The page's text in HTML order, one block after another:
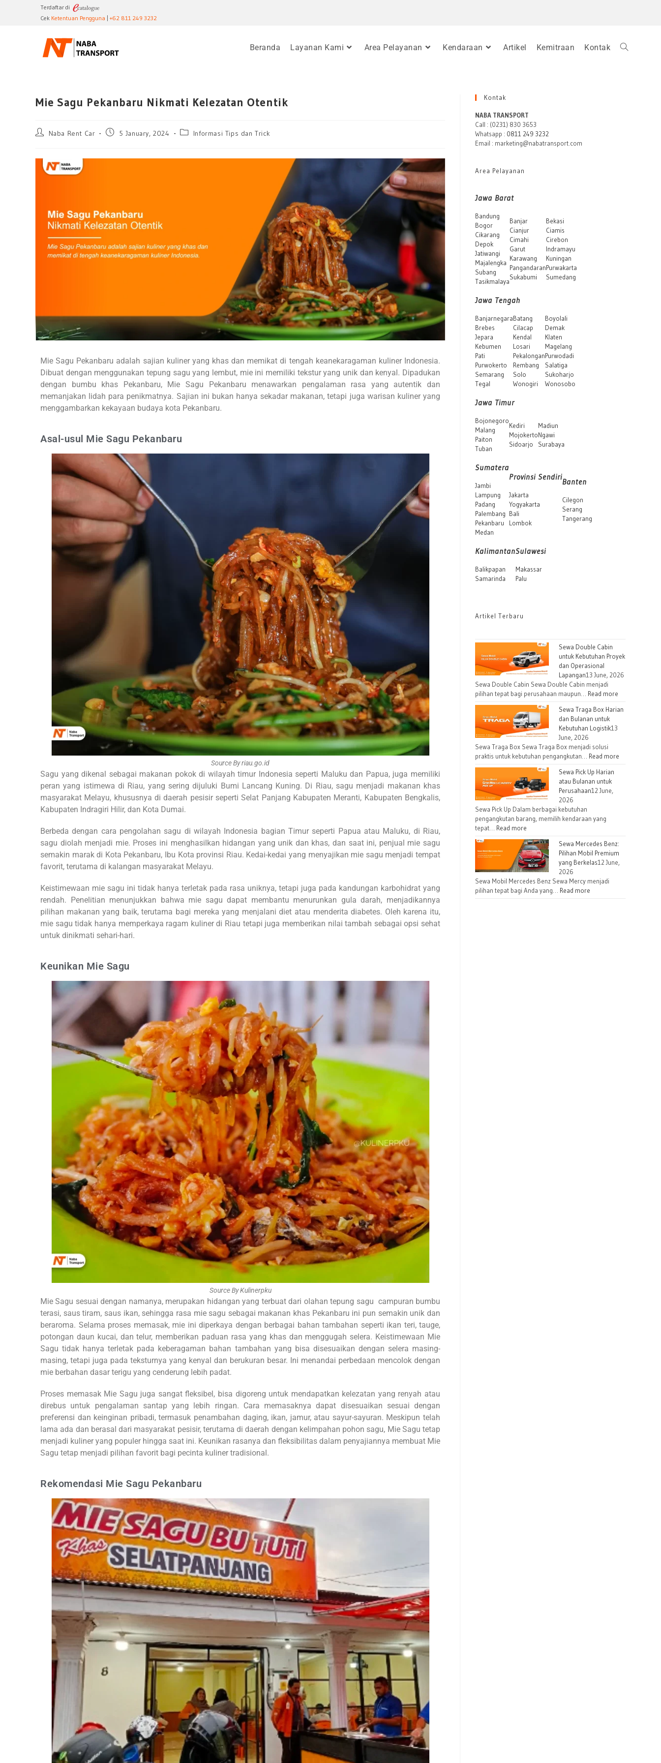
Terdaftar di
Cek Ketentuan Pengguna +62 811 249 3232
Beranda Layanan Kami Area Pelayanan Kendaraan Artikel Kemitraan Kontak
Mie Sagu Pekanbaru Nikmati Kelezatan Otentik
Naba Rent Car 5 January, 2024 Informasi Tips dan Trick
Mie Sagu Pekanbaru adalah sajian kuliner yang khas dan memikat di tengah keanekaragaman kuliner Indonesia.
Dibuat dengan menggunakan tepung sagu yang lembut, mie ini memiliki tekstur yang unik dan kenyal. Dipadukan
dengan bumbu khas Pekanbaru, Mie Sagu Pekanbaru menawarkan pengalaman rasa yang autentik dan
memanjakan lidah para penikmatnya. Sajian ini bukan hanya sekadar makanan, tetapi juga warisan kuliner yang
menggambarkan kekayaan budaya kota Pekanbaru.
Asal-usul Mie Sagu Pekanbaru
Source By riau.go.id
Sagu yang dikenal sebagai makanan pokok di wilayah timur Indonesia seperti Maluku dan Papua, juga memiliki
peran yang istimewa di Riau, yang sering dijuluki Bumi Lancang Kuning. Di Riau, sagu menjadi makanan khas
masyarakat Melayu, khususnya di daerah pesisir seperti Selat Panjang Kabupaten Meranti, Kabupaten Bengkalis,
Kabupaten Indragiri Hilir, dan Kota Dumai.
Berbeda dengan cara pengolahan sagu di wilayah Indonesia bagian Timur seperti Papua atau Maluku, di Riau,
sagu diolah menjadi mie. Proses ini menghasilkan hidangan yang unik dan khas, dan saat ini, penjual mie sagu
semakin marak di Kota Pekanbaru, Ibu Kota provinsi Riau. Kedai-kedai yang menyajikan mie sagu menjadi tempat
favorit, terutama di kalangan masyarakat Melayu.
Keistimewaan mie sagu ini tidak hanya terletak pada rasa uniknya, tetapi juga pada kandungan karbohidrat yang
rendah. Penelitian menunjukkan bahwa mie sagu dapat membantu menurunkan gula darah, menjadikannya
pilihan makanan yang baik, terutama bagi mereka yang menjalani diet atau menderita diabetes. Oleh karena itu,
mie sagu tidak hanya memperkaya ragam kuliner di Riau tetapi juga memberikan nilai tambah sebagai opsi sehat
untuk dinikmati sehari-hari.
Keunikan Mie Sagu
Source By Kulinerpku
Mie Sagu sesuai dengan namanya, merupakan hidangan yang terbuat dari olahan tepung sagu campuran bumbu
terasi, saus tiram, saus ikan, sehingga rasa mie sagu sebagai makanan khas Pekanbaru ini pun semakin unik dan
beraroma. Selama proses memasak, mie ini diperkaya dengan berbagai bahan tambahan seperti ikan teri, tauge,
potongan daun kucai, dan telur, memberikan paduan rasa yang khas dan menggugah selera. Keistimewaan Mie
Sagu tidak hanya terletak pada keberagaman bahan tambahan yang bisa disesuaikan dengan selera masing-
masing, tetapi juga pada teksturnya yang kenyal dan berukuran besar. Ini menandai perbedaan mencolok dengan
mie berbahan dasar terigu yang cenderung lebih padat.
Proses memasak Mie Sagu juga sangat fleksibel, bisa digoreng untuk mendapatkan kelezatan yang renyah atau
direbus untuk pengalaman santap yang lebih ringan. Cara memasaknya dapat disesuaikan sesuai dengan
preferensi dan keinginan pribadi, termasuk penambahan daging, ikan, jamur, atau sayur-sayuran. Meskipun telah
lama ada dan berasal dari masyarakat pesisir, terutama di daerah dengan kelimpahan pohon sagu, Mie Sagu tetap
menjadi kuliner yang populer hingga saat ini. Keunikan rasanya dan fleksibilitas dalam penyajiannya membuat Mie
Sagu tetap menjadi pilihan favorit bagi pecinta kuliner tradisional.
Rekomendasi Mie Sagu Pekanbaru
Kontak
NABA TRANSPORT
Call : (0231) 830 3653
Whatsapp : 0811 249 3232
Email : marketing@nabatransport.com
Area Pelayanan
Jawa Barat
Bandung
Bogor
Cikarang
Depok
Jatiwangi
Majalengka
Subang
Tasikmalaya
Banjar
Cianjur
Cimahi
Garut
Karawang
Pangandaran
Sukabumi
Bekasi
Ciamis
Cirebon
Indramayu
Kuningan
Purwakarta
Sumedang
Jawa Tengah
Banjarnegara
Brebes
Jepara
Kebumen
Pati
Purwokerto
Semarang
Tegal
Batang
Cilacap
Kendal
Losari
Pekalongan
Rembang
Solo
Wonogiri
Boyolali
Demak
Klaten
Magelang
Purwodadi
Salatiga
Sukoharjo
Wonosobo
Jawa Timur
Bojonegoro
Malang
Paiton
Tuban
Kediri
Mojokerto
Sidoarjo
Madiun
Ngawi
Surabaya
Sumatera
Jambi
Lampung
Padang
Palembang
Pekanbaru
Medan
Provinsi Sendiri
Jakarta
Yogyakarta
Bali
Lombok
Banten
Cilegon
Serang
Tangerang
Kalimantan
Balikpapan
Samarinda
Sulawesi
Makassar
Palu
Artikel Terbaru
Sewa Double Cabin
untuk Kebutuhan Proyek
dan Operasional
Lapangan13 June, 2026
Sewa Double Cabin Sewa Double Cabin menjadi
pilihan tepat bagi perusahaan maupun… Read more
Sewa Traga Box Harian
dan Bulanan untuk
Kebutuhan Logistik13
June, 2026
Sewa Traga Box Sewa Traga Box menjadi solusi
praktis untuk kebutuhan pengangkutan… Read more
Sewa Pick Up Harian
atau Bulanan untuk
Perusahaan12 June,
2026
Sewa Pick Up Dalam berbagai kebutuhan
pengangkutan barang, memilih kendaraan yang
tepat… Read more
Sewa Mercedes Benz:
Pilihan Mobil Premium
yang Berkelas12 June,
2026
Sewa Mobil Mercedes Benz Sewa Mercy menjadi
pilihan tepat bagi Anda yang… Read more